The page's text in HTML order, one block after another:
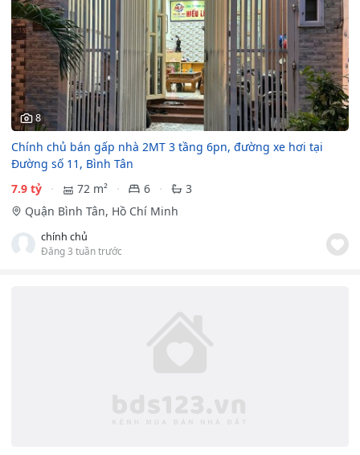
8
Chính chủ bán gấp nhà 2MT 3 tầng 6pn, đường xe hơi tại
Đường số 11, Bình Tân
7.9 tỷ
72 m² 6
3
Quận Bình Tân, Hồ Chí Minh
chính chủ
Đăng 3 tuần trước